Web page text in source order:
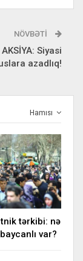
NÖVBƏTI
AKSİYA: Siyasi
azadlıq!
Hamısı
tərkibi: nə
var?